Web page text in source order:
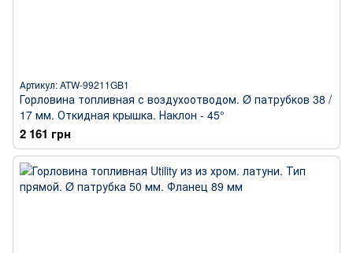
Артикул: ATW-99211GB1
Горловина топливная с воздухоотводом. Ø патрубков 38 /
17 мм. Откидная крышка. Наклон - 45°
2 161 грн